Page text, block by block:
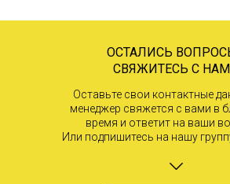
ОСТАЛИСЬ
СВЯЖИТЕСЬ С
Оставьте свои контактные
менеджер свяжется с вами в
время и ответит на ваши
Или подпишитесь на нашу